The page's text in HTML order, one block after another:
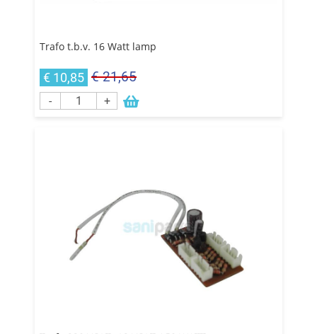
Trafo t.b.v. 16 Watt lamp
€ 10,85 € 21,65
- +